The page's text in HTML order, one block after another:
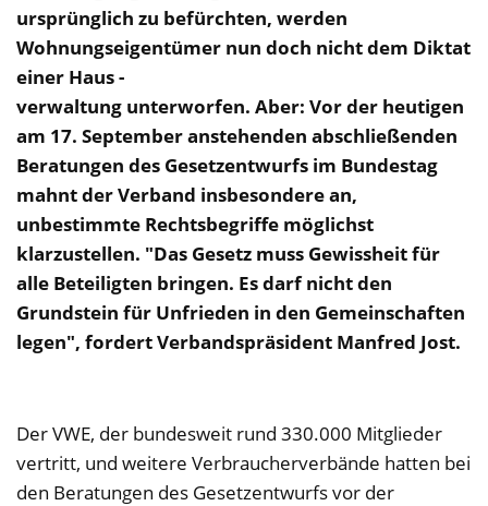
ursprünglich zu befürchten, werden
Wohnungseigentümer nun doch nicht dem Diktat
einer Haus -
verwaltung unterworfen. Aber: Vor der heutigen
am 17. September anstehenden abschließenden
Beratungen des Gesetzentwurfs im Bundestag
mahnt der Verband insbesondere an,
unbestimmte Rechtsbegriffe möglichst
klarzustellen. "Das Gesetz muss Gewissheit für
alle Beteiligten bringen. Es darf nicht den
Grundstein für Unfrieden in den Gemeinschaften
legen", fordert Verbandspräsident Manfred Jost.
Der VWE, der bundesweit rund 330.000 Mitglieder
vertritt, und weitere Verbraucherverbände hatten bei
den Beratungen des Gesetzentwurfs vor der